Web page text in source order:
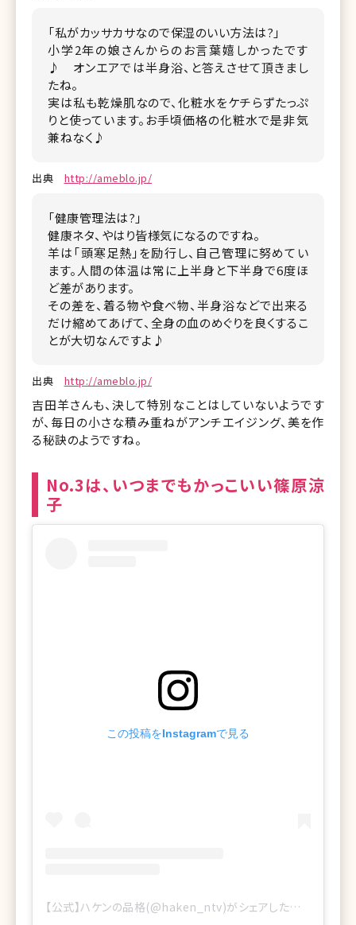
「私がカッサカサなので保湿のいい方法は?」
小学2年の娘さんからのお言葉嬉しかったです
♪ オンエアでは半身浴、と答えさせて頂きまし
たね。
実は私も乾燥肌なので、化粧水をケチらずたっぷ
りと使っています。お手頃価格の化粧水で是非気
兼ねなく♪
出典 http://ameblo.jp/
「健康管理法は?」
健康ネタ、やはり皆様気になるのですね。
羊は「頭寒足熱」を励行し、自己管理に努めてい
ます。人間の体温は常に上半身と下半身で6度ほ
ど差があります。
その差を、着る物や食べ物、半身浴などで出来る
だけ縮めてあげて、全身の血のめぐりを良くするこ
とが大切なんですよ♪
出典 http://ameblo.jp/
吉田羊さんも、決して特別なことはしていないようです
が、毎日の小さな積み重ねがアンチエイジング、美を作
る秘訣のようですね。
No.3は、いつまでもかっこいい篠原涼
子
この投稿をInstagramで見る
【公式】ハケンの品格(@haken_ntv)がシェアした投稿